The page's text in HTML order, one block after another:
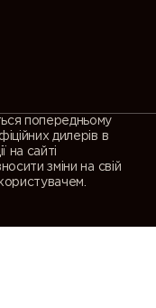
попередньому
дилерів в
на сайті
зміни на свій